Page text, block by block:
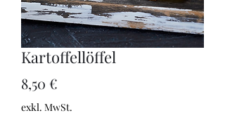
Kartoffellöffel
8,50 €
exkl. MwSt.